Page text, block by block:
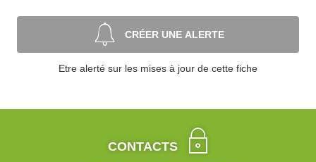
CRÉER UNE ALERTE
Etre alerté sur les mises à jour de cette fiche
CONTACTS